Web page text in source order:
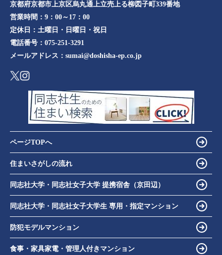
京都府京都市上京区烏丸通上立売上る柳図子町339番地​​
営業時間： 9：00～17：00
定休日： 土曜日・日曜日・祝日
電話番号： 075-251-3291
メールアドレス： sumai@doshisha-ep.co.jp
ページTOPへ
住まいさがしの流れ
同志社大学・同志社女子大学 提携宿舎（京田辺）
同志社大学・同志社女子大学生 専用・指定マンション
防犯モデルマンション
食事・家具家電・管理人付きマンション